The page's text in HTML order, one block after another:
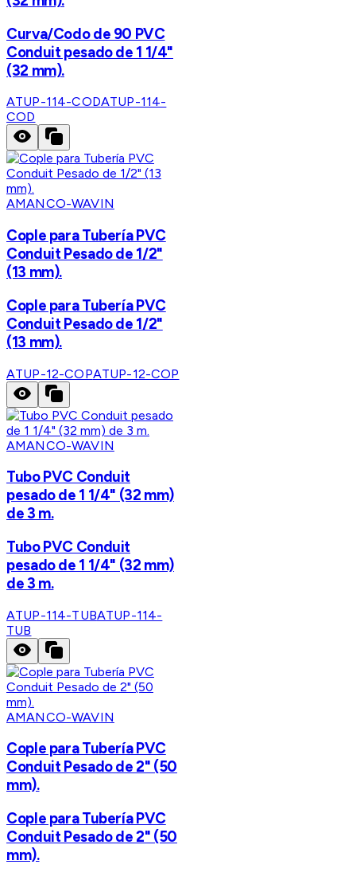
Curva/Codo de 90 PVC
Conduit pesado de 1 1/4"
(32 mm).
ATUP-114-CODATUP-114-
COD
AMANCO-WAVIN
Cople para Tubería PVC
Conduit Pesado de 1/2"
(13 mm).
Cople para Tubería PVC
Conduit Pesado de 1/2"
(13 mm).
ATUP-12-COPATUP-12-COP
AMANCO-WAVIN
Tubo PVC Conduit
pesado de 1 1/4" (32 mm)
de 3 m.
Tubo PVC Conduit
pesado de 1 1/4" (32 mm)
de 3 m.
ATUP-114-TUBATUP-114-
TUB
AMANCO-WAVIN
Cople para Tubería PVC
Conduit Pesado de 2" (50
mm).
Cople para Tubería PVC
Conduit Pesado de 2" (50
mm).